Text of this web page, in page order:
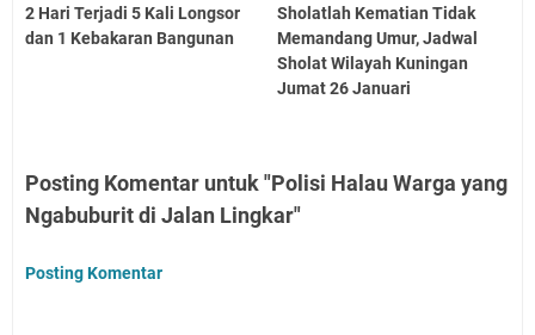
2 Hari Terjadi 5 Kali Longsor
dan 1 Kebakaran Bangunan
Sholatlah Kematian Tidak
Memandang Umur, Jadwal
Sholat Wilayah Kuningan
Jumat 26 Januari
Posting Komentar untuk "Polisi Halau Warga yang
Ngabuburit di Jalan Lingkar"
Posting Komentar